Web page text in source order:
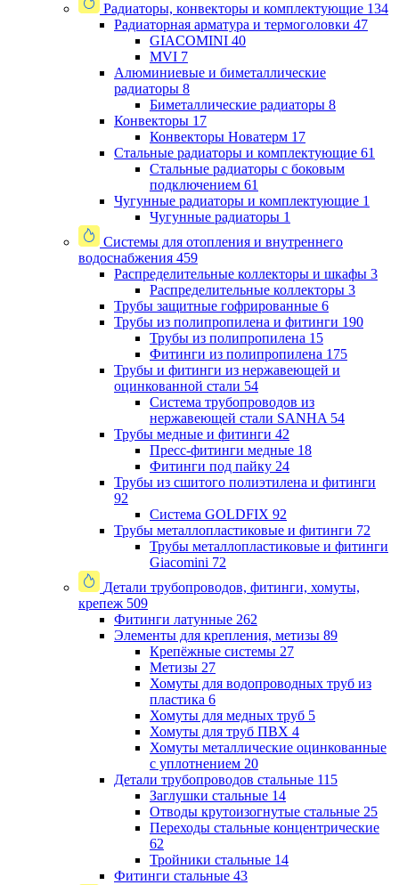
Радиаторы, конвекторы и комплектующие 134
Радиаторная арматура и термоголовки 47
GIACOMINI 40
MVI 7
Алюминиевые и биметаллические
радиаторы 8
Биметаллические радиаторы 8
Конвекторы 17
Конвекторы Новатерм 17
Стальные радиаторы и комплектующие 61
Стальные радиаторы с боковым
подключением 61
Чугунные радиаторы и комплектующие 1
Чугунные радиаторы 1
Системы для отопления и внутреннего
водоснабжения 459
Распределительные коллекторы и шкафы 3
Распределительные коллекторы 3
Трубы защитные гофрированные 6
Трубы из полипропилена и фитинги 190
Трубы из полипропилена 15
Фитинги из полипропилена 175
Трубы и фитинги из нержавеющей и
оцинкованной стали 54
Система трубопроводов из
нержавеющей стали SANHA 54
Трубы медные и фитинги 42
Пресс-фитинги медные 18
Фитинги под пайку 24
Трубы из сшитого полиэтилена и фитинги
92
Система GOLDFIX 92
Трубы металлопластиковые и фитинги 72
Трубы металлопластиковые и фитинги
Giacomini 72
Детали трубопроводов, фитинги, хомуты,
крепеж 509
Фитинги латунные 262
Элементы для крепления, метизы 89
Крепёжные системы 27
Метизы 27
Хомуты для водопроводных труб из
пластика 6
Хомуты для медных труб 5
Хомуты для труб ПВХ 4
Хомуты металлические оцинкованные
с уплотнением 20
Детали трубопроводов стальные 115
Заглушки стальные 14
Отводы крутоизогнутые стальные 25
Переходы стальные концентрические
62
Тройники стальные 14
Фитинги стальные 43